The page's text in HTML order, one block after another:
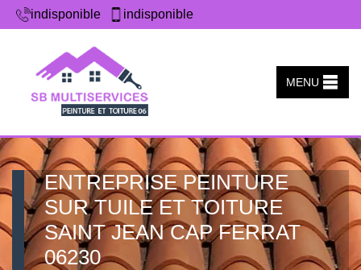
indisponible indisponible
MENU
ENTREPRISE PEINTURE
SUR TUILE ET TOITURE
SAINT JEAN CAP FERRAT
06230